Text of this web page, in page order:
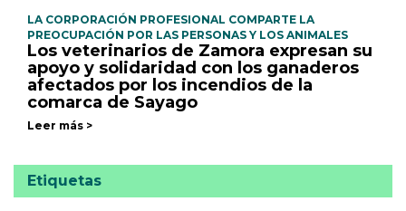
LA CORPORACIÓN PROFESIONAL COMPARTE LA
PREOCUPACIÓN POR LAS PERSONAS Y LOS ANIMALES
Los veterinarios de Zamora expresan su
apoyo y solidaridad con los ganaderos
afectados por los incendios de la
comarca de Sayago
Leer más >
Etiquetas